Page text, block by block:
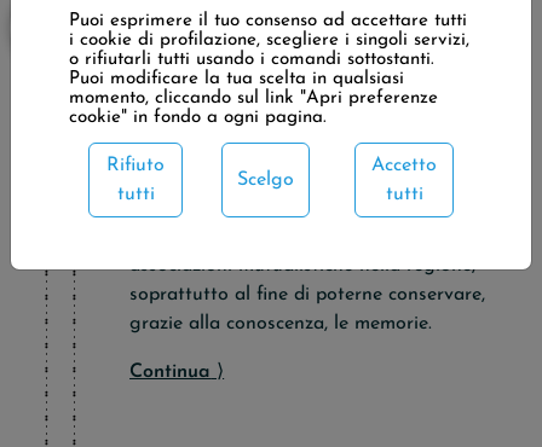
1989
IL CENSIMENTO DELLE SOCIETÀ
PIEMONTESI
Il ritrovamento inatteso del primo archivio
storico di una Società di mutuo soccorso
piemontese, la Borgo Po e Decoratori di
Torino, ha suscitato la curiosità di saperne di
associazioni mutualistiche nella regione,
soprattutto al fine di poterne conservare,
grazie alla conoscenza, le memorie.
Continua ⟩
Puoi esprimere il tuo consenso ad accettare tutti
i cookie di profilazione, scegliere i singoli servizi,
o rifiutarli tutti usando i comandi sottostanti.
Puoi modificare la tua scelta in qualsiasi
momento, cliccando sul link "Apri preferenze
cookie" in fondo a ogni pagina.
Rifiuto
tutti
Scelgo
Accetto
tutti